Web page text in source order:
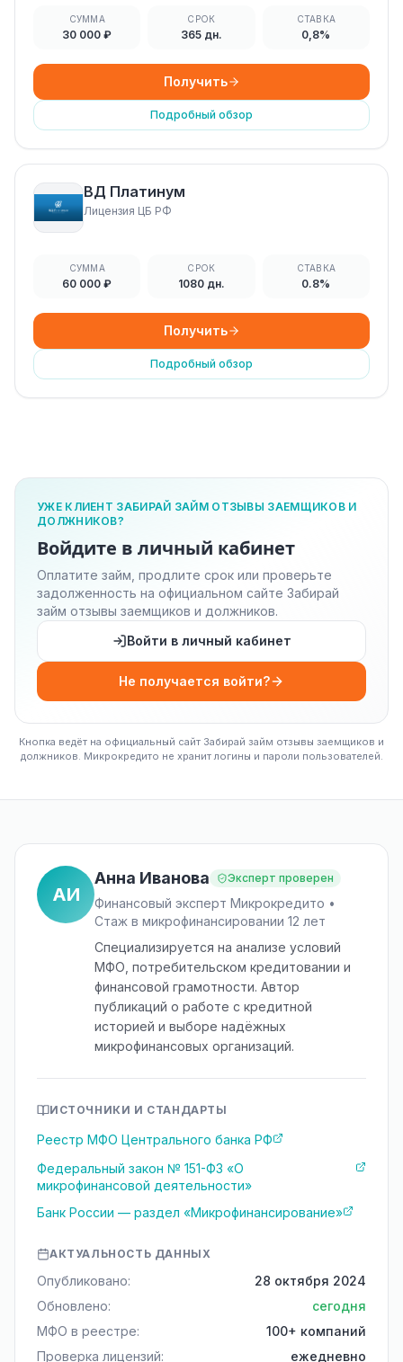
СУММА
30 000 ₽
СРОК
365 дн.
СТАВКА
0,8%
Получить
Подробный обзор
ВД Платинум
Лицензия ЦБ РФ
СУММА
60 000 ₽
СРОК
1080 дн.
СТАВКА
0.8%
Получить
Подробный обзор
УЖЕ КЛИЕНТ ЗАБИРАЙ ЗАЙМ ОТЗЫВЫ ЗАЕМЩИКОВ И
ДОЛЖНИКОВ?
Войдите в личный кабинет
Оплатите займ, продлите срок или проверьте
задолженность на официальном сайте Забирай
займ отзывы заемщиков и должников.
Войти в личный кабинет
Не получается войти?
Кнопка ведёт на официальный сайт Забирай займ отзывы заемщиков и
должников. Микрокредито не хранит логины и пароли пользователей.
АИ
Анна Иванова Эксперт проверен
Финансовый эксперт Микрокредито •
Стаж в микрофинансировании 12 лет
Специализируется на анализе условий
МФО, потребительском кредитовании и
финансовой грамотности. Автор
публикаций о работе с кредитной
историей и выборе надёжных
микрофинансовых организаций.
ИСТОЧНИКИ И СТАНДАРТЫ
Реестр МФО Центрального банка РФ
Федеральный закон № 151-ФЗ «О
микрофинансовой деятельности»
Банк России — раздел «Микрофинансирование»
АКТУАЛЬНОСТЬ ДАННЫХ
Опубликовано:
28 октября 2024
Обновлено:
сегодня
МФО в реестре:
100+ компаний
Проверка лицензий:
ежедневно